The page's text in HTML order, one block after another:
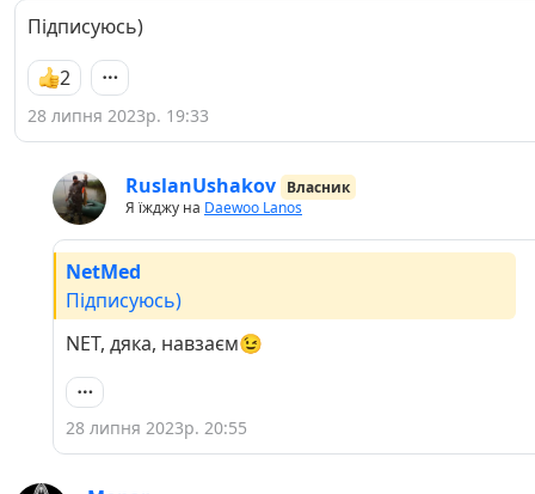
Підписуюсь)
2
28 липня 2023р. 19:33
RuslanUshakov Власник
Я їжджу на Daewoo Lanos
NetMed
Підписуюсь)
NET, дяка, навзаєм😉
28 липня 2023р. 20:55